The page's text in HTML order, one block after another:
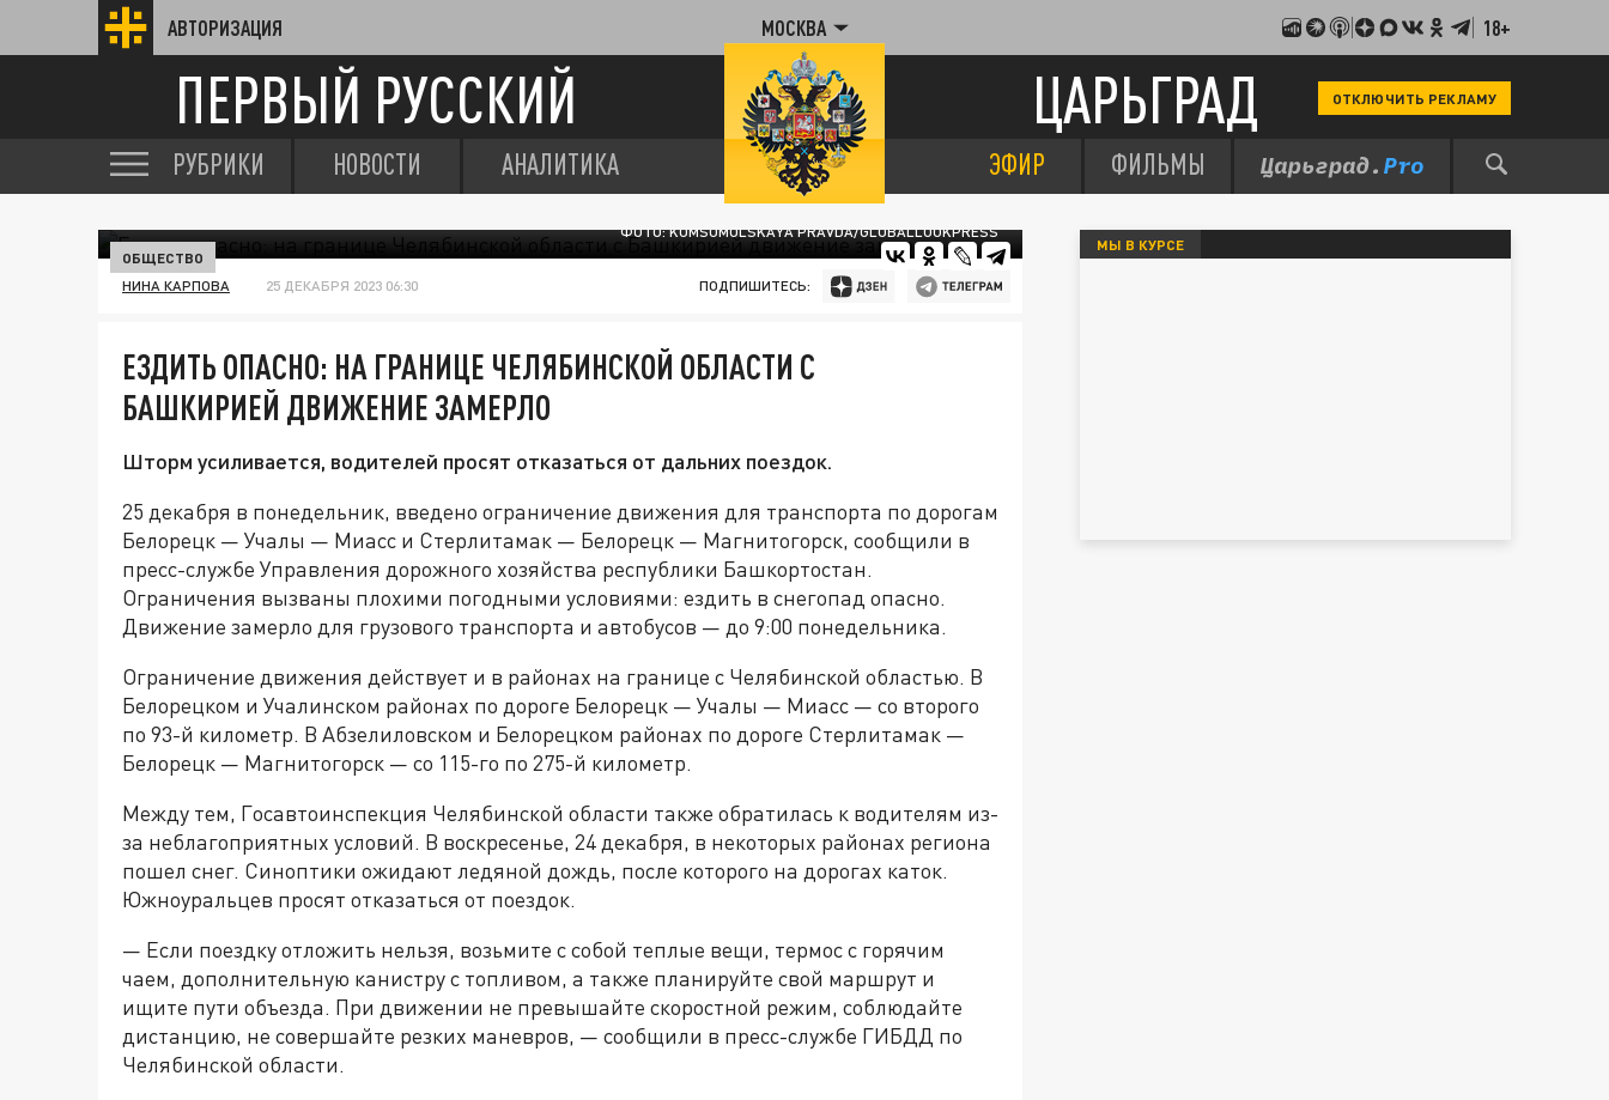
АВТОРИЗАЦИЯ МОСКВА 18+
ПЕРВЫЙ РУССКИЙ ЦАРЬГРАД ОТКЛЮЧИТЬ РЕКЛАМУ
РУБРИКИ НОВОСТИ АНАЛИТИКА ЭФИР ФИЛЬМЫ
ФОТО: KOMSOMOLSKAYA PRAVDA/GLOBALLOOKPRESS
ОБЩЕСТВО
НИНА КАРПОВА 25 ДЕКАБРЯ 2023 06:30 ПОДПИШИТЕСЬ:
ЕЗДИТЬ ОПАСНО: НА ГРАНИЦЕ ЧЕЛЯБИНСКОЙ ОБЛАСТИ С
БАШКИРИЕЙ ДВИЖЕНИЕ ЗАМЕРЛО
Шторм усиливается, водителей просят отказаться от дальних поездок.
25 декабря в понедельник, введено ограничение движения для транспорта по дорогам
Белорецк — Учалы — Миасс и Стерлитамак — Белорецк — Магнитогорск, сообщили в
пресс-службе Управления дорожного хозяйства республики Башкортостан.
Ограничения вызваны плохими погодными условиями: ездить в снегопад опасно.
Движение замерло для грузового транспорта и автобусов — до 9:00 понедельника.
Ограничение движения действует и в районах на границе с Челябинской областью. В
Белорецком и Учалинском районах по дороге Белорецк — Учалы — Миасс — со второго
по 93-й километр. В Абзелиловском и Белорецком районах по дороге Стерлитамак —
Белорецк — Магнитогорск — со 115-го по 275-й километр.
Между тем, Госавтоинспекция Челябинской области также обратилась к водителям из-
за неблагоприятных условий. В воскресенье, 24 декабря, в некоторых районах региона
пошел снег. Синоптики ожидают ледяной дождь, после которого на дорогах каток.
Южноуральцев просят отказаться от поездок.
— Если поездку отложить нельзя, возьмите с собой теплые вещи, термос с горячим
чаем, дополнительную канистру с топливом, а также планируйте свой маршрут и
ищите пути объезда. При движении не превышайте скоростной режим, соблюдайте
дистанцию, не совершайте резких маневров, — сообщили в пресс-службе ГИБДД по
Челябинской области.
МЫ В КУРСЕ